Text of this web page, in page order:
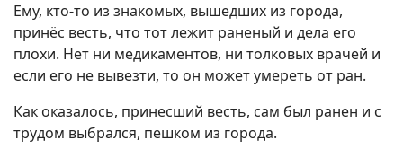
Ему, кто-то из знакомых, вышедших из города,
принёс весть, что тот лежит раненый и дела его
плохи. Нет ни медикаментов, ни толковых врачей и
если его не вывезти, то он может умереть от ран.
Как оказалось, принесший весть, сам был ранен и с
трудом выбрался, пешком из города.